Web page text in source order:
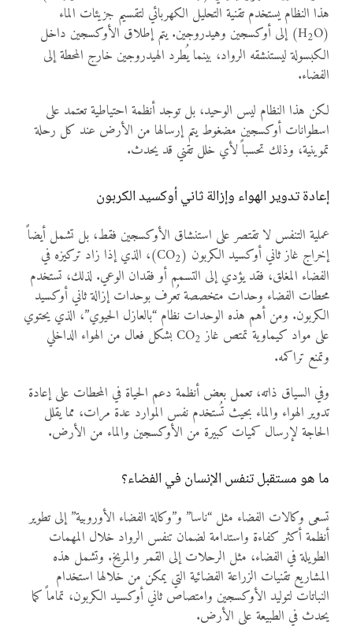
هذا النظام يستخدم تقنية التحليل الكهربائي لتقسيم جزيئات الماء
(H
2 O) إلى أوكسجين وهيدروجين. يتم إطلاق الأوكسجين داخل
الكبسولة ليستنشقه الرواد، بينما يُطرد الهيدروجين خارج المحطة إلى
الفضاء.
لكن هذا النظام ليس الوحيد، بل توجد أنظمة احتياطية تعتمد على
اسطوانات أوكسجين مضغوط يتم إرسالها من الأرض عند كل رحلة
تموينية، وذلك تحسباً لأي خلل تقني قد يحدث.
إعادة تدوير الهواء وإزالة ثاني أوكسيد الكربون
عملية التنفس لا تقتصر على استنشاق الأوكسجين فقط، بل تشمل أيضاً
إخراج غاز ثاني أوكسيد الكربون (CO2
)، الذي إذا زاد تركيزه في
الفضاء المغلق، فقد يؤدي إلى التسمم أو فقدان الوعي. لذلك، تستخدم
محطات الفضاء وحدات متخصصة تُعرف بوحدات إزالة ثاني أوكسيد
الكربون. ومن أهم هذه الوحدات نظام “بالعازل الحيوي”، الذي يحتوي
على مواد كيماوية تمتص غاز CO 2
بشكل فعال من الهواء الداخلي
وتمنع تراكمه.
وفي السياق ذاته، تعمل بعض أنظمة دعم الحياة في المحطات على إعادة
تدوير الهواء والماء بحيث تُستخدم نفس الموارد عدة مرات، مما يقلل
الحاجة لإرسال كميات كبيرة من الأوكسجين والماء من الأرض.
ما هو مستقبل تنفس الإنسان في الفضاء؟
تسعى وكالات الفضاء مثل “ناسا” و”وكالة الفضاء الأوروبية” إلى تطوير
أنظمة أكثر كفاءة واستدامة لضمان تنفس الرواد خلال المهمات
الطويلة في الفضاء، مثل الرحلات إلى القمر والمريخ. وتشمل هذه
المشاريع تقنيات الزراعة الفضائية التي يمكن من خلالها استخدام
النباتات لتوليد الأوكسجين وامتصاص ثاني أوكسيد الكربون، تماماً كما
يحدث في الطبيعة على الأرض.